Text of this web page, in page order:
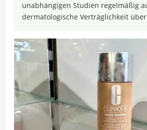
unabhängigen Studien regelmäßig
dermatologische Verträglichkeit